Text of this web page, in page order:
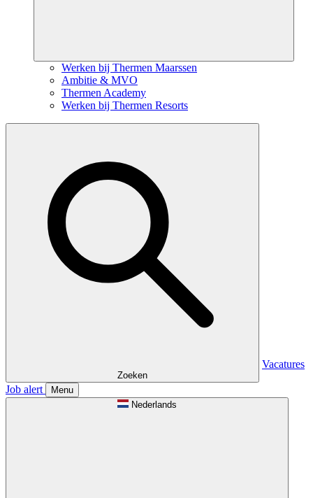
Werken bij Thermen Maarssen
Ambitie & MVO
Thermen Academy
Werken bij Thermen Resorts
Zoeken
Vacatures
Job alert
Menu
Nederlands